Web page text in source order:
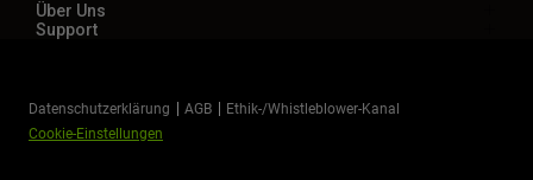
Über Uns
Support
Datenschutzerklärung AGB
Ethik-/Whistleblower-Kanal
Cookie-Einstellungen